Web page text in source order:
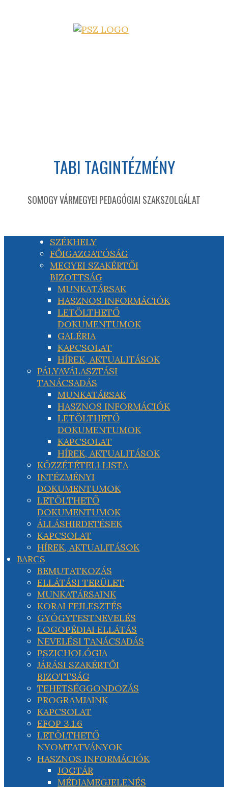
TABI TAGINTÉZMÉNY
SOMOGY VÁRMEGYEI PEDAGÓGIAI SZAKSZOLGÁLAT
SZÉKHELY
FŐIGAZGATÓSÁG
MEGYEI SZAKÉRTŐI
BIZOTTSÁG
MUNKATÁRSAK
HASZNOS INFORMÁCIÓK
LETÖLTHETŐ
DOKUMENTUMOK
GALÉRIA
KAPCSOLAT
HÍREK, AKTUALITÁSOK
PÁLYAVÁLASZTÁSI
TANÁCSADÁS
MUNKATÁRSAK
HASZNOS INFORMÁCIÓK
LETÖLTHETŐ
DOKUMENTUMOK
KAPCSOLAT
HÍREK, AKTUALITÁSOK
KÖZZÉTÉTELI LISTA
INTÉZMÉNYI
DOKUMENTUMOK
LETÖLTHETŐ
DOKUMENTUMOK
ÁLLÁSHIRDETÉSEK
KAPCSOLAT
HÍREK, AKTUALITÁSOK
BARCS
BEMUTATKOZÁS
ELLÁTÁSI TERÜLET
MUNKATÁRSAINK
KORAI FEJLESZTÉS
GYÓGYTESTNEVELÉS
LOGOPÉDIAI ELLÁTÁS
NEVELÉSI TANÁCSADÁS
PSZICHOLÓGIA
JÁRÁSI SZAKÉRTŐI
BIZOTTSÁG
TEHETSÉGGONDOZÁS
PROGRAMJAINK
KAPCSOLAT
EFOP 3.1.6
LETÖLTHETŐ
NYOMTATVÁNYOK
HASZNOS INFORMÁCIÓK
JOGTÁR
MÉDIAMEGJELENÉS